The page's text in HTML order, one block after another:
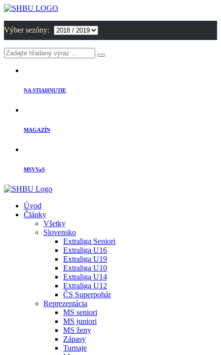
Výber sezóny:
NA STIAHNUTIE
MAGAZÍN
MSVVaS
Úvod
Články
Všetky
Slovensko
Extraliga Seniori
Extraliga U16
Extraliga U19
Extraliga U10
Extraliga U14
Extraliga U12
ČS Superpohár
Reprezentácia
MS seniori
MS juniori
MS ženy
Zápasy
Turnaje